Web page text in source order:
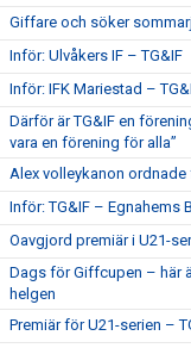
Giffare och söker
Inför: Ulvåkers IF – TG&IF
Inför: IFK Mariestad –
Därför är TG&IF en
vara en förening för alla”
Alex volleykanon
Inför: TG&IF – Egnahems
Oavgjord premiär i U21-
Dags för Giffcupen – här
helgen
Premiär för U21-serien –